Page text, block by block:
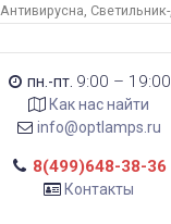
Антивирусна Светильник-
пн.-пт. 9:00 – 19:00
Как нас найти
info@optlamps.ru
8(499)648-38-36
Контакты